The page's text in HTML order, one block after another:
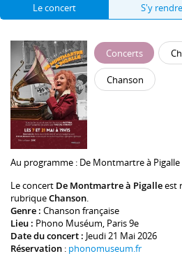
Le concert S'y rendre
Concerts
Chanson
Au programme : De Montmartre à Pigalle
Le concert De Montmartre à Pigalleest
rubriqueChanson
Genre : Chanson française
Lieu : Phono Muséum , Paris 9e
Date du concert : Jeudi 21 Mai 2026
Réservation : phonomuseum.fr